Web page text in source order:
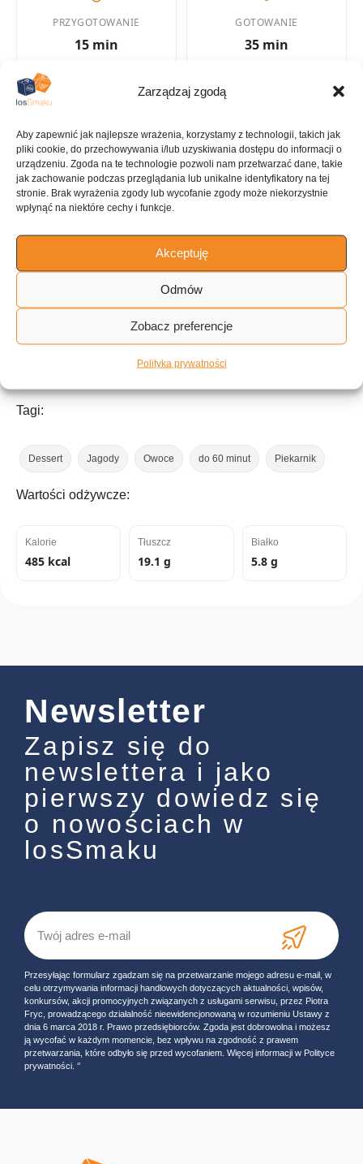
Zarządzaj zgodą
Aby zapewnić jak najlepsze wrażenia, korzystamy z technologii, takich jak
pliki cookie, do przechowywania i/lub uzyskiwania dostępu do informacji o
urządzeniu. Zgoda na te technologie pozwoli nam przetwarzać dane, takie
jak zachowanie podczas przeglądania lub unikalne identyfikatory na tej
stronie. Brak wyrażenia zgody lub wycofanie zgody może niekorzystnie
wpłynąć na niektóre cechy i funkcje.
Akceptuję
Odmów
Zobacz preferencje
Polityka prywatności
PRZYGOTOWANIE
15 min
GOTOWANIE
35 min
485 kcal Placek
KUCHNIA
Desery
ILOŚĆ PORCJI
8 porcji
Tagi:
Dessert Jagody Owoce do 60 minut Piekarnik
Wartości odżywcze:
Kalorie
485 kcal
Tłuszcz
19.1 g
Białko
5.8 g
Newsletter
Zapisz się do
newslettera i jako
pierwszy dowiedz się
o nowościach w
losSmaku
Przesyłając formularz zgadzam się na przetwarzanie mojego adresu e-mail, w
celu otrzymywania informacji handlowych dotyczących aktualności, wpisów,
konkursów, akcji promocyjnych związanych z usługami serwisu, przez Piotra
Fryc, prowadzącego działalność nieewidencjonowaną w rozumieniu Ustawy z
dnia 6 marca 2018 r. Prawo przedsiębiorców. Zgoda jest dobrowolna i możesz
ją wycofać w każdym momencie, bez wpływu na zgodność z prawem
przetwarzania, które odbyło się przed wycofaniem. Więcej informacji w Polityce
prywatności. ‘’